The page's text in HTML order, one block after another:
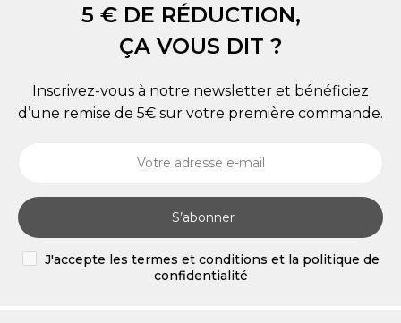
5 € DE RÉDUCTION,
ÇA VOUS DIT ?
Inscrivez-vous à notre newsletter et bénéficiez
d’une remise de 5€ sur votre première commande.
S’abonner
J'accepte les termes et conditions et la politique de
confidentialité